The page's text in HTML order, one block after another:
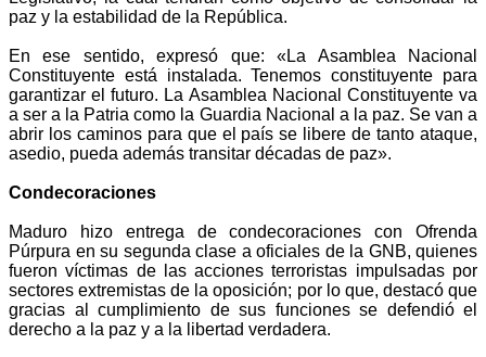
paz y la estabilidad de la República.
En ese sentido, expresó que: «La Asamblea Nacional
Constituyente está instalada. Tenemos constituyente para
garantizar el futuro. La Asamblea Nacional Constituyente va
a ser a la Patria como la Guardia Nacional a la paz. Se van a
abrir los caminos para que el país se libere de tanto ataque,
asedio, pueda además transitar décadas de paz».
Condecoraciones
Maduro hizo entrega de condecoraciones con Ofrenda
Púrpura en su segunda clase a oficiales de la GNB, quienes
fueron víctimas de las acciones terroristas impulsadas por
sectores extremistas de la oposición; por lo que, destacó que
gracias al cumplimiento de sus funciones se defendió el
derecho a la paz y a la libertad verdadera.